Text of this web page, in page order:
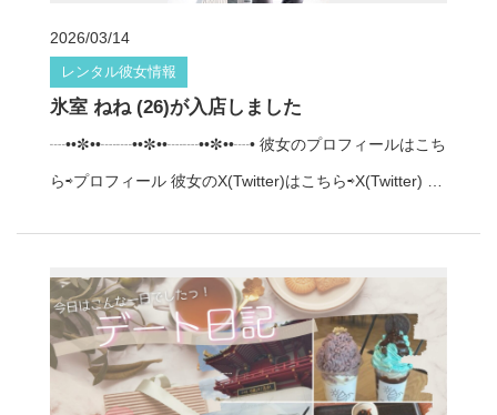
て、 こころがポカポカになった彼女でした
デートしていただきありがとうございました
りシャイだけどアクティブな中村紬は、 アニメが大好き
でおしゃべりも大好き◎ 仲良くなると、つい話が止まら
なくなっちゃう彼女です♩ 博物館デートからグルメデー
p/profile/nakamura-tsumugi/ レンタル彼女コイカノで、
文化スポットとグルメを満喫する上野デートを 体験して
みませんか？ お気軽にお問い合わせください マ
ッチングの相談はこちら♡
2026/03/14
レンタル彼女情報
氷室 ねね (26)が入店しました
┈••✼••┈┈••✼••┈┈••✼••┈• 彼女のプロフィールはこち
ら⇨プロフィール 彼女のX(Twitter)はこちら⇨X(Twitter) ☝︎